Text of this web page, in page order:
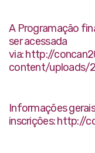
A Programação
ser acessada
via: http://
content/uploads/
Informações
inscrições: http://